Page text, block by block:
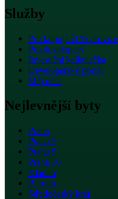
Služby
Pro kupující0 % provize
Pro developery
Investiční kalkulačka
Developerský portál
Můj účet
Nejlevnější byty
Praha
Praha 5
Praha 9
Praha 10
Kladno
Beroun
Středočeský kraj